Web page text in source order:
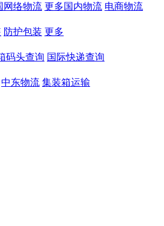
网络物流 更多国内物流 电商物流
防护包装 更多
码头查询 国际快递查询
中东物流 集装箱运输